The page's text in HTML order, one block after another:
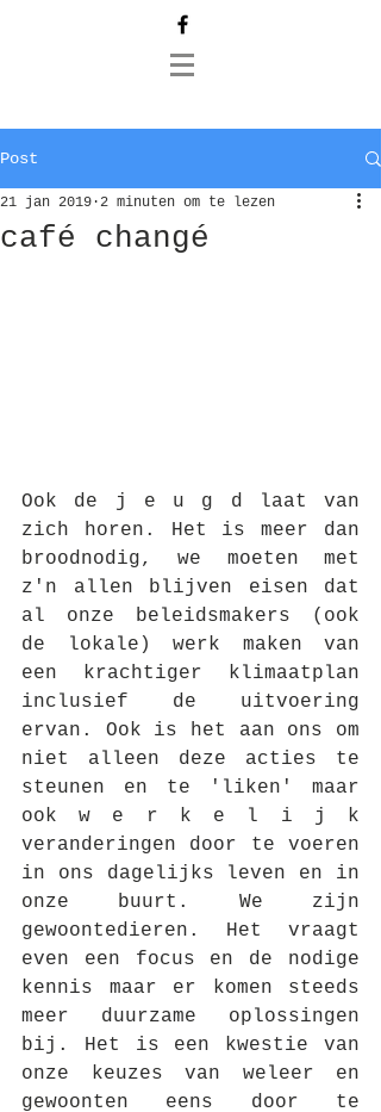
Post
café changé
21 jan 2019 2 minuten om te lezen
Ook de j e u g d laat van
zich horen. Het is meer dan
broodnodig, we moeten met
z'n allen blijven eisen dat
al onze beleidsmakers (ook
de lokale) werk maken van
een krachtiger klimaatplan
inclusief de uitvoering
ervan. Ook is het aan ons om
niet alleen deze acties te
steunen en te 'liken' maar
ook w e r k e l i j k
veranderingen door te voeren
in ons dagelijks leven en in
onze buurt. We zijn
gewoontedieren. Het vraagt
even een focus en de nodige
kennis maar er komen steeds
meer duurzame oplossingen
bij. Het is een kwestie van
onze keuzes van weleer en
gewoonten eens door te